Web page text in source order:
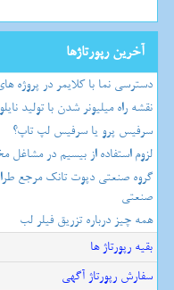
آخرین رپورتاژها
دسترسی نما با کلایمر در پروژه
نقشه راه میلیونر شدن با تولید
سرفیس پرو یا سرفیس لپ تاپ؟
لزوم استفاده از بیسیم در مشاغل
گروه صنعتی دپوت تانک مرجع
صنعتی
همه چیز درباره تزریق فیلر لب
بقیه رپورتاژ ها
سفارش رپورتاژ آگهی